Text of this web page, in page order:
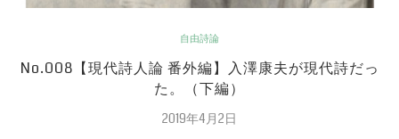
自由詩論
No.008【現代詩人論 番外編】入澤康夫が現代詩だっ
た。（下編）
2019年4月2日